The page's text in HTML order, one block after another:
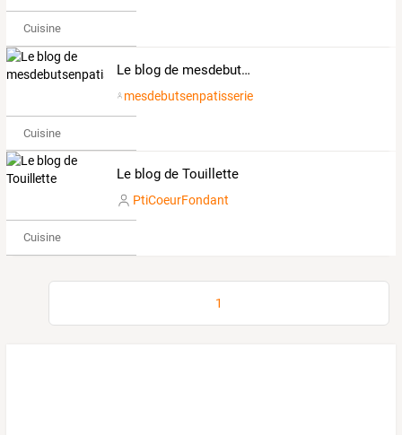
Cuisine
Le blog de mesdebutsenpatisserie
mesdebutsenpatisserie
Cuisine
Le blog de Touillette
PtiCoeurFondant
Cuisine
1